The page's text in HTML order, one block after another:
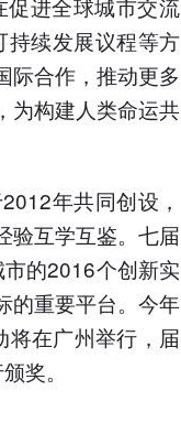
续发展议程等方
际合作，推动更多
为构建人类命运共
年共同创设，
验互学互鉴。七届
的2016个创新实
的重要平台。今年
将在广州举行，届
奖。